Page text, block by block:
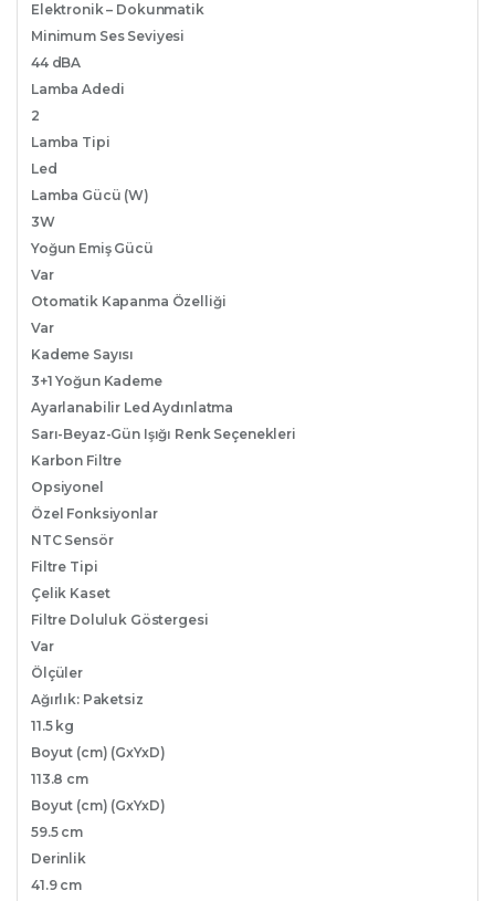
Elektronik – Dokunmatik
Minimum Ses Seviyesi
44 dBA
Lamba Adedi
2
Lamba Tipi
Led
Lamba Gücü (W)
3W
Yoğun Emiş Gücü
Var
Otomatik Kapanma Özelliği
Var
Kademe Sayısı
3+1 Yoğun Kademe
Ayarlanabilir Led Aydınlatma
Sarı-Beyaz-Gün Işığı Renk Seçenekleri
Karbon Filtre
Opsiyonel
Özel Fonksiyonlar
NTC Sensör
Filtre Tipi
Çelik Kaset
Filtre Doluluk Göstergesi
Var
Ölçüler
Ağırlık: Paketsiz
11.5 kg
Boyut (cm) (GxYxD)
113.8 cm
Boyut (cm) (GxYxD)
59.5 cm
Derinlik
41.9 cm